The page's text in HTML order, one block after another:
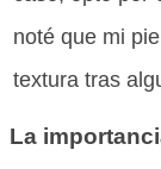
noté que mi
textura tras
La